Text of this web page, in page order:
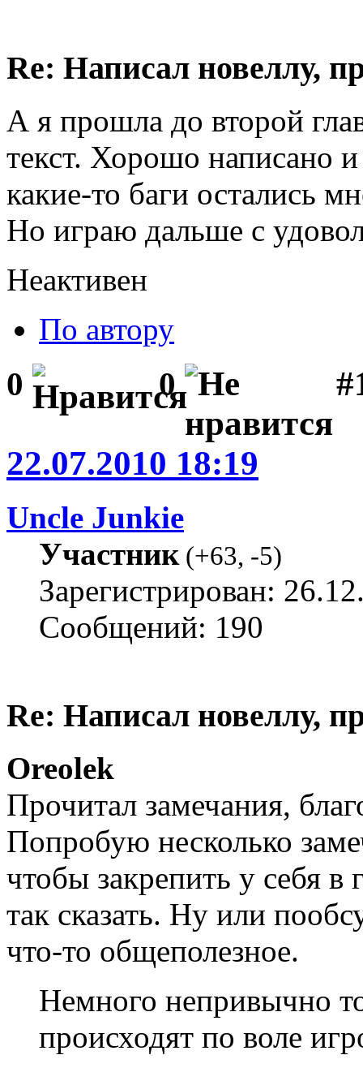
Re: Написал новеллу,
А я прошла до второй
текст. Хорошо написано
какие-то баги остались
Но играю дальше с
Неактивен
По автору
0 0
22.07.2010 18:19
Uncle Junkie
Участник(+63, -5)
Зарегистрирован:
Сообщений: 190
Re: Написал новеллу,
Oreolek
Прочитал замечания,
Попробую несколько
чтобы закрепить у себя
так сказать. Ну или
что-то общеполезное.
Немного непривычно
происходят по воле